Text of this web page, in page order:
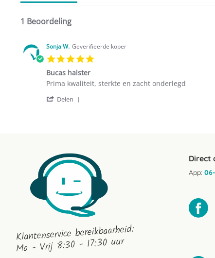
1 Beoordeling
Sonja W. Geverifieerde koper
Bucas halster
Review
Sonja
review
Bucas
Prima kwaliteit, sterkte en zacht onderlegd
Delen
30
May
2026
Klantenservice bereikbaarheid:
Ma - Vrij 8:30 - 17:30 uur
Direct
App: